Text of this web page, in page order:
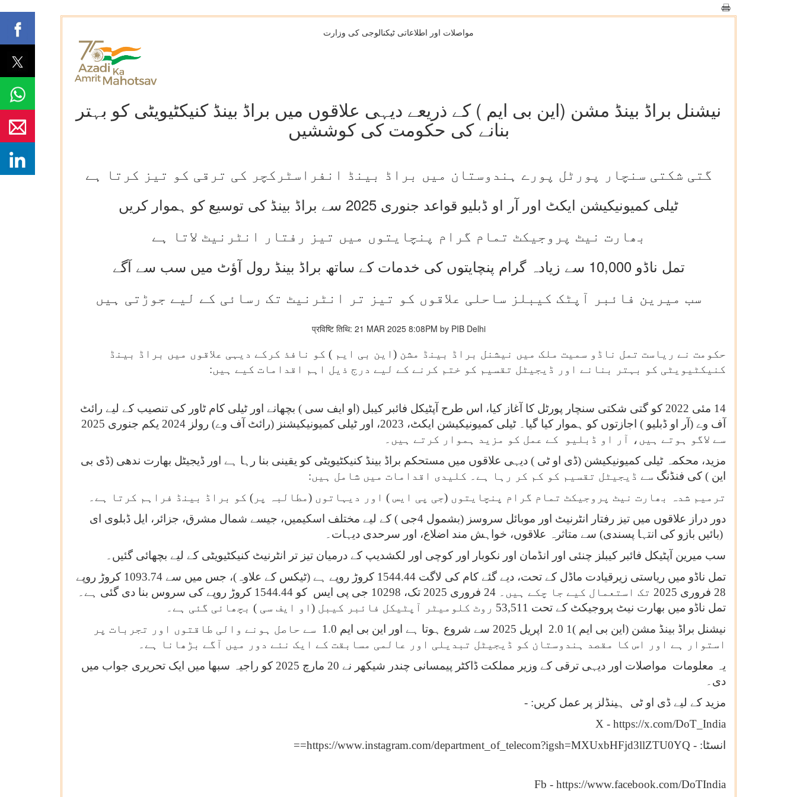
مواصلات اور اطلاعاتی ٹیکنالوجی کی وزارت
نیشنل براڈ بینڈ مشن (این بی ایم ) کے ذریعے دیہی علاقوں میں براڈ بینڈ کنیکٹیویٹی کو بہتر
بنانے کی حکومت کی کوششیں
گتی شکتی سنچار پورٹل پورے ہندوستان میں براڈ بینڈ انفراسٹرکچر کی ترقی کو تیز کرتا ہے
ٹیلی کمیونیکیشن ایکٹ اور آر او ڈبلیو قواعد جنوری 2025 سے براڈ بینڈ کی توسیع کو ہموار کریں
بھارت نیٹ پروجیکٹ تمام گرام پنچایتوں میں تیز رفتار انٹرنیٹ لاتا ہے
تمل ناڈو 10,000 سے زیادہ گرام پنچایتوں کی خدمات کے ساتھ براڈ بینڈ رول آؤٹ میں سب سے آگے
سب میرین فائبر آپٹک کیبلز ساحلی علاقوں کو تیز تر انٹرنیٹ تک رسائی کے لیے جوڑتی ہیں
प्रविष्टि तिथि: 21 MAR 2025 8:08PM by PIB Delhi
حکومت نے ریاست تمل ناڈو سمیت ملک میں نیشنل براڈ بینڈ مشن (این بی ایم ) کو نافذ کرکے دیہی علاقوں میں براڈ بینڈ
کنیکٹیویٹی کو بہتر بنانے اور ڈیجیٹل تقسیم کو ختم کرنے کے لیے درج ذیل اہم اقدامات کیے ہیں:
14 مئی 2022 کو گتی شکتی سنچار پورٹل کا آغاز کیا، اس طرح آپٹیکل فائبر کیبل (او ایف سی ) بچھانے اور ٹیلی کام ٹاور کی تنصیب کے لیے رائٹ
آف وے (آر او ڈبلیو ) اجازتوں کو ہموار کیا گیا۔ ٹیلی کمیونیکیشن ایکٹ، 2023، اور ٹیلی کمیونیکیشنز (رائٹ آف وے) رولز 2024 یکم جنوری 2025
سے لاگو ہوتے ہیں، آر او ڈبلیو کے عمل کو مزید ہموار کرتے ہیں۔
مزید، محکمہ ٹیلی کمیونیکیشن (ڈی او ٹی ) دیہی علاقوں میں مستحکم براڈ بینڈ کنیکٹیویٹی کو یقینی بنا رہا ہے اور ڈیجیٹل بھارت ندھی (ڈی بی
این ) کی فنڈنگ سے ڈیجیٹل تقسیم کو کم کر رہا ہے۔ کلیدی اقدامات میں شامل ہیں:
ترمیم شدہ بھارت نیٹ پروجیکٹ تمام گرام پنچایتوں (جی پی ایس ) اور دیہاتوں (مطالبہ پر) کو براڈ بینڈ فراہم کرتا ہے۔
دور دراز علاقوں میں تیز رفتار انٹرنیٹ اور موبائل سروسز (بشمول 4جی ) کے لیے مختلف اسکیمیں، جیسے شمال مشرق، جزائر، ایل ڈبلوی ای
(بائیں بازو کی انتہا پسندی) سے متاثرہ علاقوں، خواہش مند اضلاع، اور سرحدی دیہات۔
سب میرین آپٹیکل فائبر کیبلز چنئی اور انڈمان اور نکوبار اور کوچی اور لکشدیپ کے درمیان تیز تر انٹرنیٹ کنیکٹیویٹی کے لیے بچھائی گئیں۔
تمل ناڈو میں ریاستی زیرقیادت ماڈل کے تحت، دیے گئے کام کی لاگت 1544.44 کروڑ روپے ہے (ٹیکس کے علاوہ)، جس میں سے 1093.74 کروڑ روپے
28 فروری 2025 تک استعمال کیے جا چکے ہیں۔ 24 فروری 2025 تک، 10298 جی پی ایس کو 1544.44 کروڑ روپے کی سروس بنا دی گئی ہے۔
تمل ناڈو میں بھارت نیٹ پروجیکٹ کے تحت 53,511 روٹ کلومیٹر آپٹیکل فائبر کیبل (او ایف سی ) بچھائی گئی ہے۔
نیشنل براڈ بینڈ مشن (این بی ایم )2.0 1 اپریل 2025 سے شروع ہوتا ہے اور این بی ایم 1.0 سے حاصل ہونے والی طاقتوں اور تجربات پر
استوار ہے اور اس کا مقصد ہندوستان کو ڈیجیٹل تبدیلی اور عالمی مسابقت کے ایک نئے دور میں آگے بڑھانا ہے۔
یہ معلومات مواصلات اور دیہی ترقی کے وزیر مملکت ڈاکٹر پیمسانی چندر شیکھر نے 20 مارچ 2025 کو راجیہ سبھا میں ایک تحریری جواب میں
دی۔
مزید کے لیے ڈی او ٹی ہینڈلز پر عمل کریں: -
X - https://x.com/DoT_India
انسٹا: - https://www.instagram.com/department_of_telecom?igsh=MXUxbHFjd3llZTU0YQ
==
Fb - https://www.facebook.com/DoTIndia